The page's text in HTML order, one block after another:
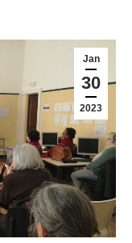
Jan
30
2023